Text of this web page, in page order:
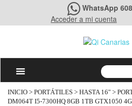
WhatsApp
Acceder a mi cuenta
INICIO > PORTÁTILES > HASTA 16" >
DM064T I5-7300HQ 8GB 1TB GTX1050